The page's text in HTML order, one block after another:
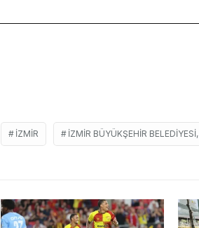
İZMIR İZMIR BÜYÜKŞEHIR BELEDIYESI,